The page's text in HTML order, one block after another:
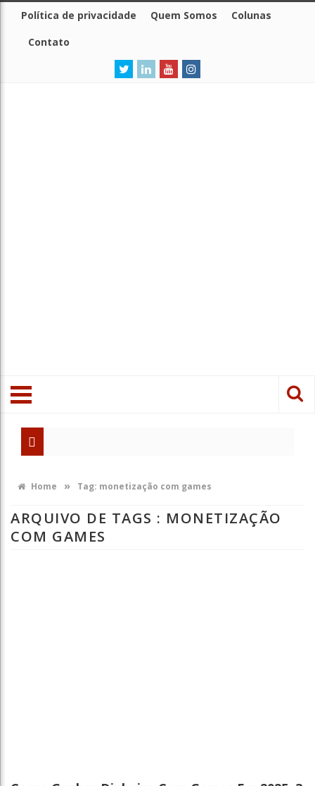
Política de privacidade Quem Somos
Colunas
Contato
Home » Tag: monetização com games
ARQUIVO DE TAGS : MONETIZAÇÃO
COM GAMES